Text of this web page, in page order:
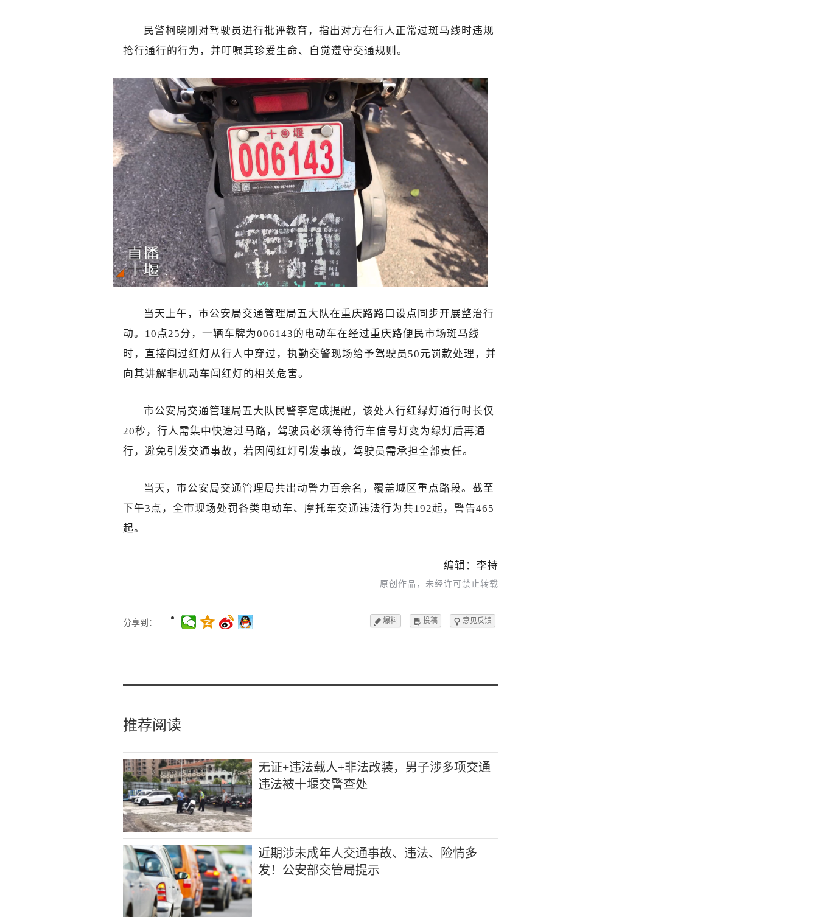
民警柯晓刚对驾驶员进行批评教育，指出对方在行人正常过斑马线时违规
抢行通行的行为，并叮嘱其珍爱生命、自觉遵守交通规则。
当天上午，市公安局交通管理局五大队在重庆路路口设点同步开展整治行
动。10点25分，一辆车牌为006143的电动车在经过重庆路便民市场斑马线
时，直接闯过红灯从行人中穿过，执勤交警现场给予驾驶员50元罚款处理，并
向其讲解非机动车闯红灯的相关危害。
市公安局交通管理局五大队民警李定成提醒，该处人行红绿灯通行时长仅
20秒，行人需集中快速过马路 ，驾驶员必须等待行车信号灯变为绿灯后再通
行 ，避免引发交通事故，若因闯红灯引发事故，驾驶员需承担全部责任。
当天，市公安局交通管理局共出动警力百余名，覆盖城区重点路段。截至
下午3点，全市现场处罚各类电动车、摩托车交通违法行为共192起，警告465
起。
编辑：李持
原创作品，未经许可禁止转载
分享到： 爆料  投稿  意见反馈
推荐阅读
无证+违法载人+非法改装，男子涉多项交通
违法被十堰交警查处
近期涉未成年人交通事故、违法、险情多
发！公安部交管局提示